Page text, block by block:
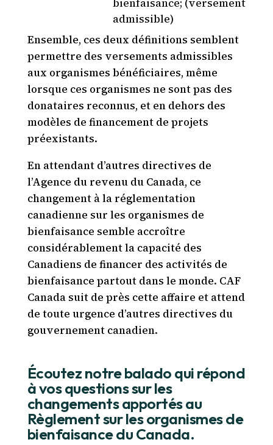
bienfaisance; (versement
admissible)
Ensemble, ces deux définitions semblent
permettre des versements admissibles
aux organismes bénéficiaires, même
lorsque ces organismes ne sont pas des
donataires reconnus, et en dehors des
modèles de financement de projets
préexistants.
En attendant d’autres directives de
l’Agence du revenu du Canada, ce
changement à la réglementation
canadienne sur les organismes de
bienfaisance semble accroître
considérablement la capacité des
Canadiens de financer des activités de
bienfaisance partout dans le monde. CAF
Canada suit de près cette affaire et attend
de toute urgence d’autres directives du
gouvernement canadien.
Écoutez notre balado qui répond
à vos questions sur les
changements apportés au
Règlement sur les organismes de
bienfaisance du Canada.